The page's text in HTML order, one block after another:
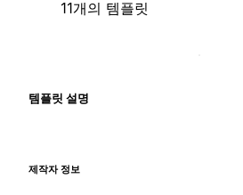
11개의 템플릿
템플릿 설명
제작자 정보